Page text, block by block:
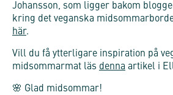
Johansson, som ligger bakom
kring det veganska
här.
Vill du få ytterligare inspiration på
midsommarmat läs denna artikel i
🌸 Glad midsommar!